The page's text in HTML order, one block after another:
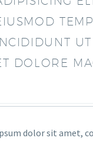
DOLORE
dolor sit amet,